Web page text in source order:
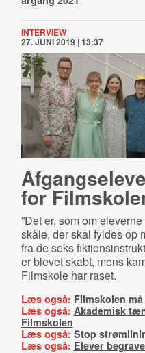
INTERVIEW
27. JUNI 2019 | 13:37
for
”Det er, som om
skåle, der skal fyldes op
fra de seks
er blevet skabt, mens
Filmskole har raset.
Læs også: Filmskolen
Læs også: Akademisk
Filmskolen
Læs også: Stop
Læs også: Elever